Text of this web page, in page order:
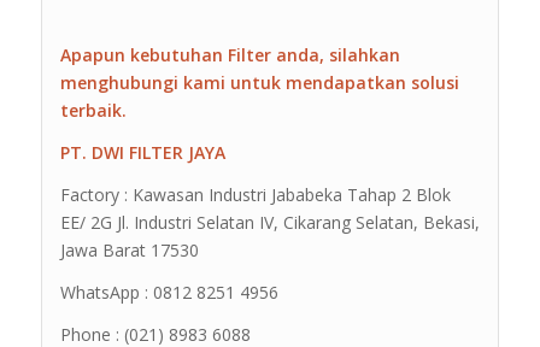
Apapun kebutuhan Filter anda, silahkan
menghubungi kami untuk mendapatkan solusi
terbaik.
PT. DWI FILTER JAYA
Factory : Kawasan Industri Jababeka Tahap 2 Blok
EE/ 2G Jl. Industri Selatan IV, Cikarang Selatan, Bekasi,
Jawa Barat 17530
WhatsApp : 0812 8251 4956
Phone : (021) 8983 6088